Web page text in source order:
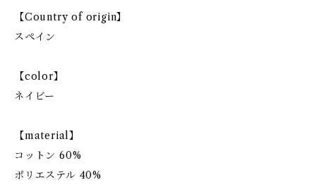
【Country of origin】
スペイン
【color】
ネイビー
【material】
コットン 60%
ポリエステル 40%